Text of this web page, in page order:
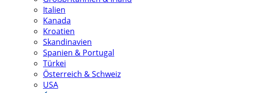
Italien
Kanada
Kroatien
Skandinavien
Spanien & Portugal
Türkei
Österreich & Schweiz
USA